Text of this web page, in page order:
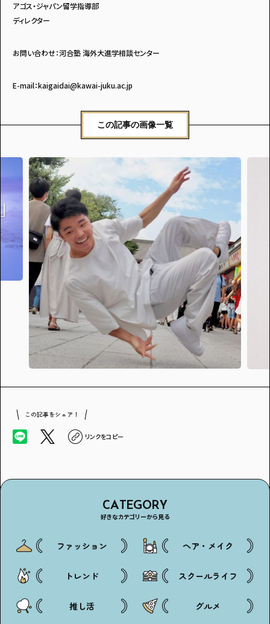
アゴス・ジャパン留学指導部
ディレクター
お問い合わせ：河合塾 海外大進学相談センター
E-mail：kaigaidai@kawai-juku.ac.jp
この記事の画像一覧
この記事をシェア！
リンクをコピー
CATEGORY
好きなカテゴリーから見る
ファッション ヘア・メイク
トレンド スクールライフ
推し活 グルメ